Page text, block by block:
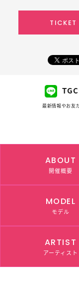
TICKET
最新情報やお友
ABOUT
開催概要
MODEL
モデル
ARTIST
アーティスト